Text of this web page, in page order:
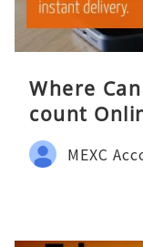
Where
count
MEXC